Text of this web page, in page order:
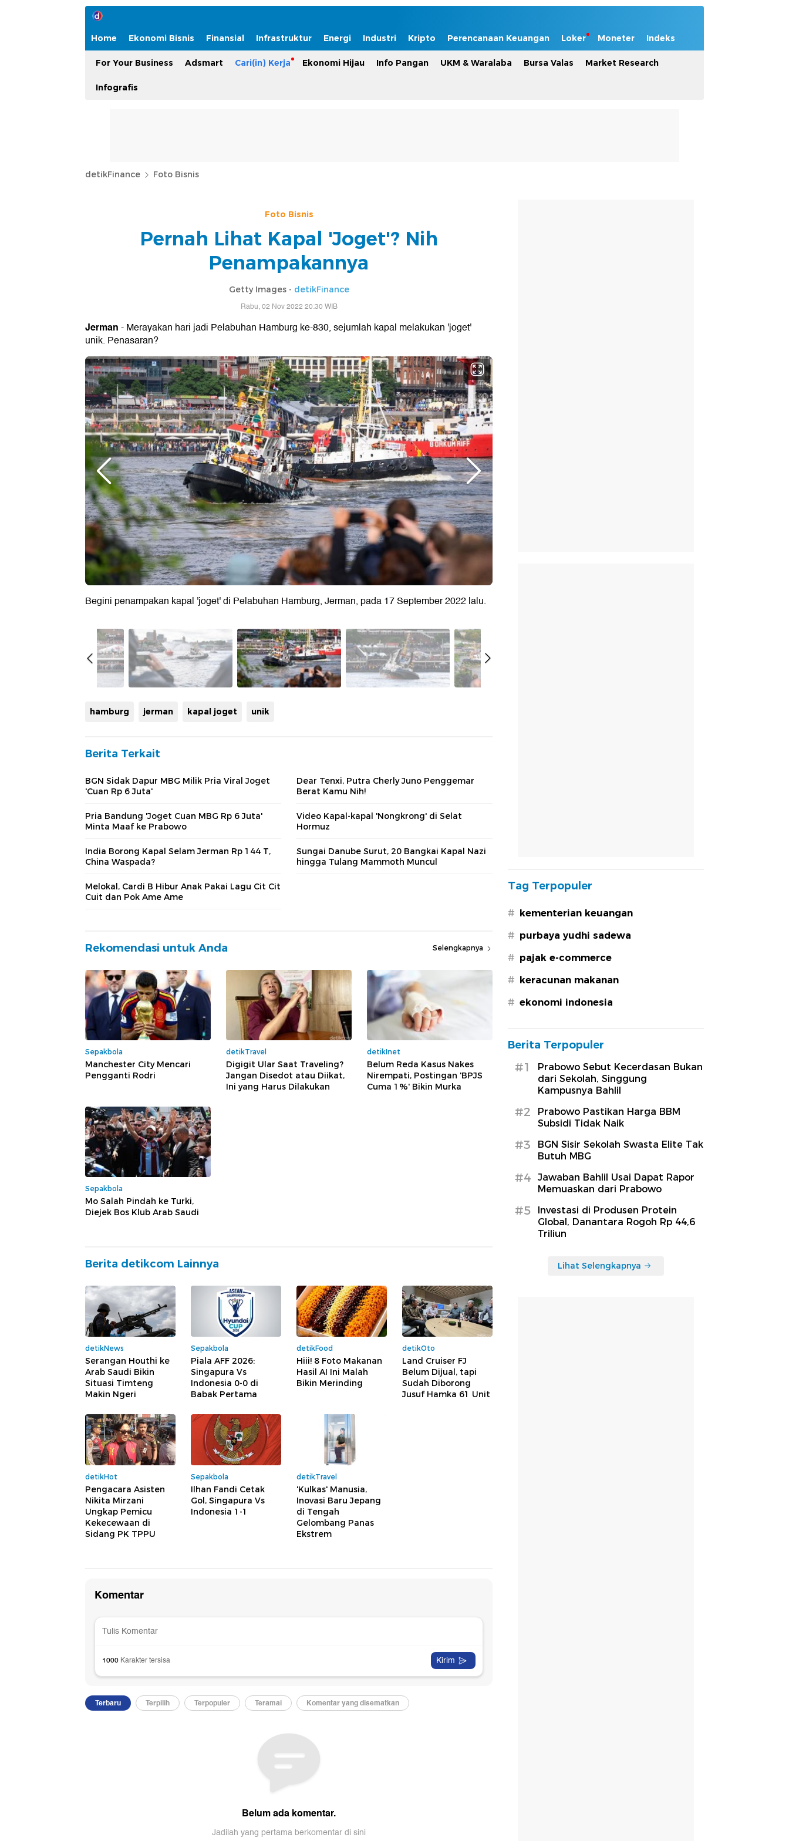
Home Ekonomi Bisnis Finansial Infrastruktur Energi Industri Kripto Perencanaan Keuangan Loker Moneter Indeks
For Your Business Adsmart Cari(in) Kerja Ekonomi Hijau Info Pangan UKM & Waralaba Bursa Valas Market Research
Infografis
detikFinance Foto Bisnis
Foto Bisnis
Pernah Lihat Kapal 'Joget'? Nih
Penampakannya
Getty Images - detikFinance
Rabu, 02 Nov 2022 20:30 WIB
Jerman- Merayakan hari jadi Pelabuhan Hamburg ke-830, sejumlah kapal melakukan 'joget'
unik. Penasaran?
Begini penampakan kapal 'joget' di Pelabuhan Hamburg, Jerman, pada 17 September 2022 lalu.
hamburg jerman kapal joget unik
Berita Terkait
BGN Sidak Dapur MBG Milik Pria Viral Joget
'Cuan Rp 6 Juta'
Dear Tenxi, Putra Cherly Juno Penggemar
Berat Kamu Nih!
Pria Bandung 'Joget Cuan MBG Rp 6 Juta'
Minta Maaf ke Prabowo
Video Kapal-kapal 'Nongkrong' di Selat
Hormuz
India Borong Kapal Selam Jerman Rp 144 T,
China Waspada?
Sungai Danube Surut, 20 Bangkai Kapal Nazi
hingga Tulang Mammoth Muncul
Melokal, Cardi B Hibur Anak Pakai Lagu Cit Cit
Cuit dan Pok Ame Ame
Rekomendasi untuk Anda Selengkapnya
Sepakbola
Manchester City Mencari
Pengganti Rodri
detikTravel
Digigit Ular Saat Traveling?
Jangan Disedot atau Diikat,
Ini yang Harus Dilakukan
detikInet
Belum Reda Kasus Nakes
Nirempati, Postingan 'BPJS
Cuma 1%' Bikin Murka
Sepakbola
Mo Salah Pindah ke Turki,
Diejek Bos Klub Arab Saudi
Berita detikcom Lainnya
detikNews
Serangan Houthi ke
Arab Saudi Bikin
Situasi Timteng
Makin Ngeri
Sepakbola
Piala AFF 2026:
Singapura Vs
Indonesia 0-0 di
Babak Pertama
detikFood
Hiii! 8 Foto Makanan
Hasil AI Ini Malah
Bikin Merinding
detikOto
Land Cruiser FJ
Belum Dijual, tapi
Sudah Diborong
Jusuf Hamka 61 Unit
detikHot
Pengacara Asisten
Nikita Mirzani
Ungkap Pemicu
Kekecewaan di
Sidang PK TPPU
Sepakbola
Ilhan Fandi Cetak
Gol, Singapura Vs
Indonesia 1-1
detikTravel
'Kulkas' Manusia,
Inovasi Baru Jepang
di Tengah
Gelombang Panas
Ekstrem
Tag Terpopuler
# kementerian keuangan
# purbaya yudhi sadewa
# pajak e-commerce
# keracunan makanan
# ekonomi indonesia
Berita Terpopuler
#1
Prabowo Sebut Kecerdasan Bukan
dari Sekolah, Singgung
Kampusnya Bahlil
#2
Prabowo Pastikan Harga BBM
Subsidi Tidak Naik
#3
BGN Sisir Sekolah Swasta Elite Tak
Butuh MBG
#4
Jawaban Bahlil Usai Dapat Rapor
Memuaskan dari Prabowo
#5
Investasi di Produsen Protein
Global, Danantara Rogoh Rp 44,6
Triliun
Lihat Selengkapnya